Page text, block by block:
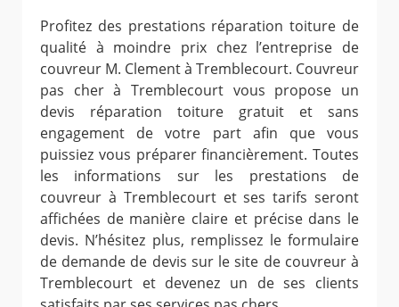
Profitez des prestations réparation toiture de
qualité à moindre prix chez l’entreprise de
couvreur M. Clement à Tremblecourt. Couvreur
pas cher à Tremblecourt vous propose un
devis réparation toiture gratuit et sans
engagement de votre part afin que vous
puissiez vous préparer financièrement. Toutes
les informations sur les prestations de
couvreur à Tremblecourt et ses tarifs seront
affichées de manière claire et précise dans le
devis. N’hésitez plus, remplissez le formulaire
de demande de devis sur le site de couvreur à
Tremblecourt et devenez un de ses clients